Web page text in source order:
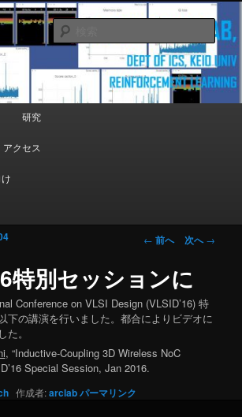
Lab
and Computer Science, Keio University
検
索
研究
アクセス
投稿ナビゲーシ
← 前へ 次へ→
Conference on VLSI Design (VLSID’16) 特
下の講演を行いました。都合によりビデオに
。
, “Inductive-Coupling 3D Wireless NoC
Special Session, Jan 2016.
作成者:arclabパーマリンク